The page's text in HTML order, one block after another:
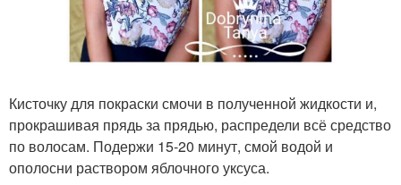
Кисточку для покраски смочи в полученной жидкости и,
прокрашивая прядь за прядью, распредели всё средство
по волосам. Подержи 15-20 минут, смой водой и
ополосни раствором яблочного уксуса.